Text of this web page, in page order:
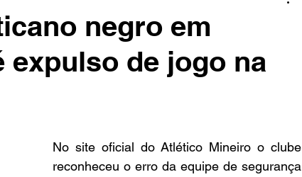
negro em
expulso de jogo na
No site oficial do Atlético Mineiro o clube
reconheceu o erro da equipe de segurança